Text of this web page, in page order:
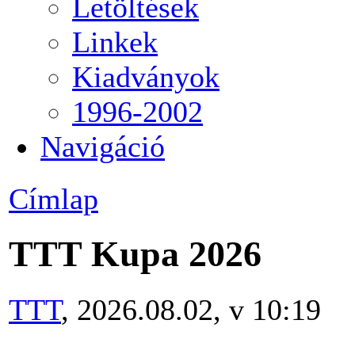
Letöltések
Linkek
Kiadványok
1996-2002
Navigáció
Címlap
TTT Kupa 2026
TTT, 2026.08.02, v 10:19